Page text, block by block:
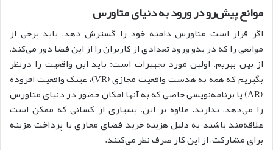
موانع پیش‌رو در ورود به دنیای متاورس
اگر قرار است متاورس دامنه خود را گسترش دهد، باید برخی از
موانعی را که در بدو ورود تعدادی از کاربران را از این فضا دور می‌کند،
از بین ببریم. اولین مورد تجهیزات است: باید این واقعیت را درنظر
بگیریم که همه به هدست واقعیت مجازی (VR)، عینک واقعیت افزوده
(AR) یا برنامه‌نویسی خاصی که به آنها امکان حضور در دنیای متاورس
را می‌دهد، ندارند. علاوه بر این، بسیاری از کسانی که ممکن است
علاقه‌مند باشند به دلیل هزینه خرید فضای مجازی یا پرداخت هزینه
برای مشارکت، از این کار صرف نظر می‌کنند.